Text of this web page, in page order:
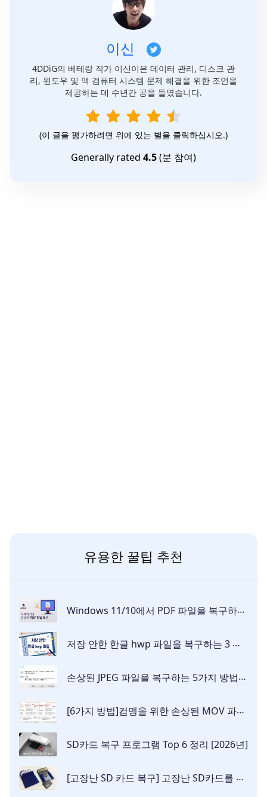
이신
4DDiG의 베테랑 작가 이신이은 데이터 관리, 디스크 관
리, 윈도우 및 맥 검퓨터 시스템 문제 해결을 위한 조언을
제공하는 데 수년간 공을 들였습니다.
(이 글을 평가하려면 위에 있는 별을 클릭하십시오.)
Generally rated 4.5(분 참여)
유용한 꿀팁 추천
Windows 11/10에서 PDF 파일을 복구하는 6가지 방법 [2026]
저장 안한 한글 hwp 파일을 복구하는 3 가지 방법
손상된 JPEG 파일을 복구하는 5가지 방법 정리
[6가지 방법]컴맹을 위한 손상된 MOV 파일 복구하는 쉬운 방법 정리
SD카드 복구 프로그램 Top 6 정리 [2026년]
[고장난 SD 카드 복구] 고장난 SD카드를 고치고 데이터를 복구하는 법